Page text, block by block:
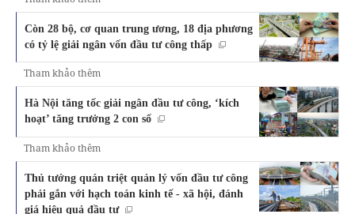
Còn 28 bộ, cơ quan trung ương, 18 địa phương
có tỷ lệ giải ngân vốn đầu tư công thấp
Tham khảo thêm
Hà Nội tăng tốc giải ngân đầu tư công, ‘kích
hoạt’ tăng trưởng 2 con số
Tham khảo thêm
Thủ tướng quán triệt quản lý vốn đầu tư công
phải gắn với hạch toán kinh tế - xã hội, đánh
giá hiệu quả đầu tư